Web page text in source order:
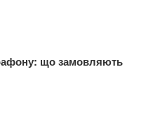
що замовляють